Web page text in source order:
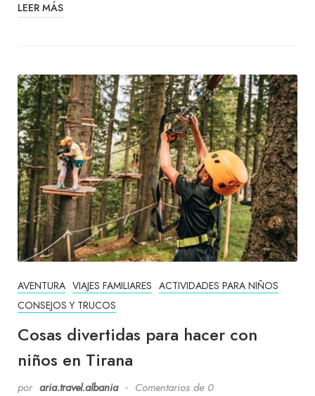
LEER MÁS
AVENTURA VIAJES FAMILIARES ACTIVIDADES PARA NIÑOS
CONSEJOS Y TRUCOS
Cosas divertidas para hacer con
niños en Tirana
por aria.travel.albania Comentarios de 0